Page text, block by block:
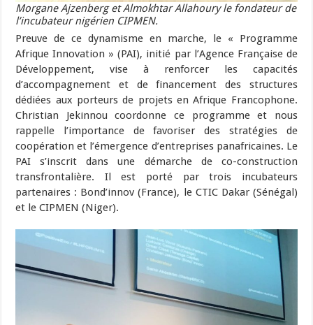
Morgane Ajzenberg et Almokhtar Allahoury le fondateur de
l’incubateur nigérien CIPMEN.
Preuve de ce dynamisme en marche, le « Programme
Afrique Innovation » (PAI), initié par l’Agence Française de
Développement, vise à renforcer les capacités
d’accompagnement et de financement des structures
dédiées aux porteurs de projets en Afrique Francophone.
Christian Jekinnou coordonne ce programme et nous
rappelle l’importance de favoriser des stratégies de
coopération et l’émergence d’entreprises panafricaines. Le
PAI s’inscrit dans une démarche de co-construction
transfrontalière. Il est porté par trois incubateurs
partenaires : Bond’innov (France), le CTIC Dakar (Sénégal)
et le CIPMEN (Niger).